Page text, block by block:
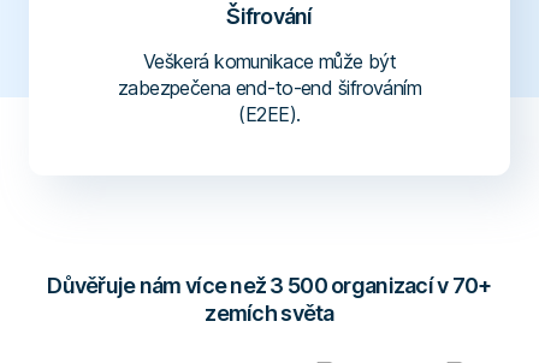
Šifrování
Veškerá komunikace může být
zabezpečena end-to-end šifrováním
(E2EE).
Důvěřuje nám více než 3 500 organizací v 70+
zemích světa